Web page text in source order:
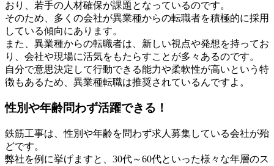
おり、若手の人材確保が課題となっているのです。
そのため、多くの会社が異業種からの転職者を積極的に採用
している傾向にあります。
また、異業種からの転職者は、新しい視点や発想を持ってお
り、会社や現場に活気をもたらすことが多々あるのです。
自分で意思決定して行動できる能力や柔軟性が高いという特
徴もあるため、異業種転職は推奨されているんですよ。
性別や年齢問わず活躍できる！
鉄筋工事は、性別や年齢を問わず求人募集している会社が殆
どです。
弊社を例に挙げますと、30代～60代といった様々な年層のス